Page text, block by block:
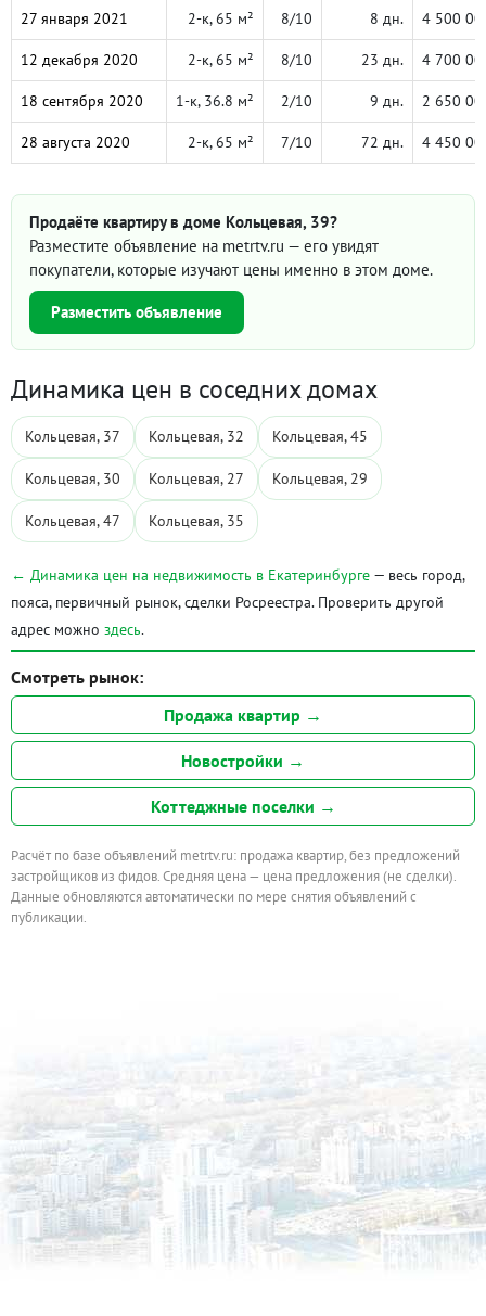
27 января 2021 2-к, 65 м² 8/10 8 дн. 4 500
12 декабря 2020 2-к, 65 м² 8/10 23 дн. 4 700
18 сентября 2020 1-к, 36.8 м² 2/10 9 дн. 2 650
28 августа 2020 2-к, 65 м² 7/10 72 дн. 4 450
Продаёте квартиру в доме Кольцевая, 39?
Разместите объявление на metrtv.ru — его увидят
покупатели, которые изучают цены именно в этом доме.
Разместить объявление
Динамика цен в соседних домах
Кольцевая, 37 Кольцевая, 32 Кольцевая, 45
Кольцевая, 30 Кольцевая, 27 Кольцевая, 29
Кольцевая, 47 Кольцевая, 35
← Динамика цен на недвижимость в Екатеринбурге — весь город,
пояса, первичный рынок, сделки Росреестра. Проверить другой
адрес можно здесь.
Смотреть рынок:
Продажа квартир →
Новостройки →
Коттеджные поселки →
Расчёт по базе объявлений metrtv.ru: продажа квартир, без предложений
застройщиков из фидов. Средняя цена — цена предложения (не сделки).
Данные обновляются автоматически по мере снятия объявлений с
публикации.